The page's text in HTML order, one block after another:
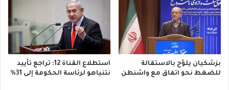
بزشكيان يلوّح بالاستقالة
للضغط نحو اتفاق مع واشنطن
استطلاع القناة 12: تراجع تأييد
نتنياهو لرئاسة الحكومة إلى 31%